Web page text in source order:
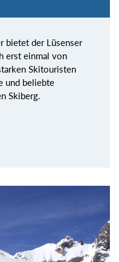
bietet der Lüsenser
erst einmal von
Skitouristen
und beliebte
Skiberg.